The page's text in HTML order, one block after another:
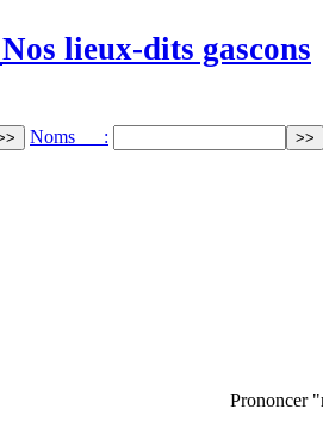
Nos lieux-dits gascons
Noms :
Prononcer